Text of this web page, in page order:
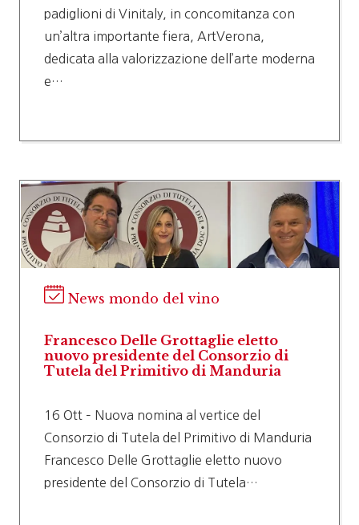
padiglioni di Vinitaly, in concomitanza con
un’altra importante fiera, ArtVerona,
dedicata alla valorizzazione dell’arte moderna
e…
News mondo del vino
Francesco Delle Grottaglie eletto
nuovo presidente del Consorzio di
Tutela del Primitivo di Manduria
16 Ott – Nuova nomina al vertice del
Consorzio di Tutela del Primitivo di Manduria
Francesco Delle Grottaglie eletto nuovo
presidente del Consorzio di Tutela…